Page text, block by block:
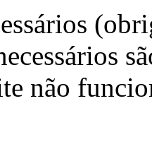
não